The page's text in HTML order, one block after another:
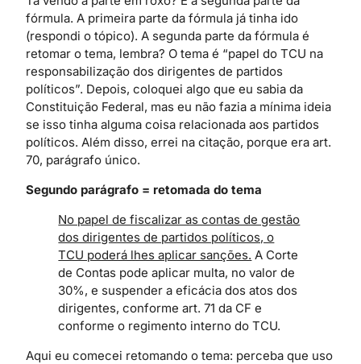
fórmula. A primeira parte da fórmula já tinha ido
(respondi o tópico). A segunda parte da fórmula é
retomar o tema, lembra? O tema é “papel do TCU na
responsabilização dos dirigentes de partidos
políticos”. Depois, coloquei algo que eu sabia da
Constituição Federal, mas eu não fazia a mínima ideia
se isso tinha alguma coisa relacionada aos partidos
políticos. Além disso, errei na citação, porque era art.
70, parágrafo único.
Segundo parágrafo = retomada do tema
No papel de fiscalizar as contas de gestão
dos dirigentes de partidos políticos, o
TCU poderá lhes aplicar sanções. A Corte
de Contas pode aplicar multa, no valor de
30%, e suspender a eficácia dos atos dos
dirigentes, conforme art. 71 da CF e
conforme o regimento interno do TCU.
Aqui eu comecei retomando o tema: perceba que uso